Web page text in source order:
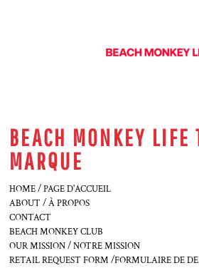
BEACH MONKEY LIFE
MARQUE
HOME / PAGE D'ACCUEIL
ABOUT / À PROPOS
CONTACT
BEACH MONKEY CLUB
OUR MISSION / NOTRE MISSION
RETAIL REQUEST FORM /FORMULAIRE DE